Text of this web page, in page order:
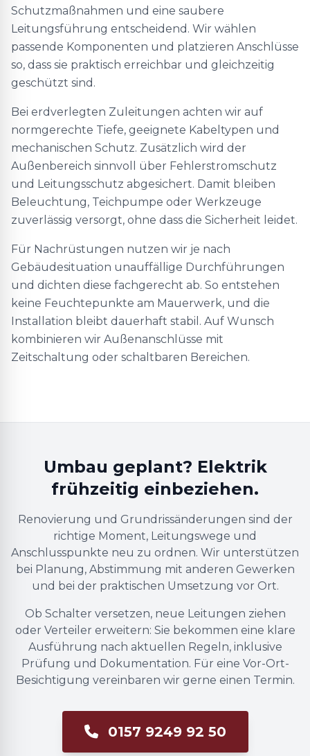
Schutzmaßnahmen und eine saubere
Leitungsführung entscheidend. Wir wählen
passende Komponenten und platzieren Anschlüsse
so, dass sie praktisch erreichbar und gleichzeitig
geschützt sind.
Bei erdverlegten Zuleitungen achten wir auf
normgerechte Tiefe, geeignete Kabeltypen und
mechanischen Schutz. Zusätzlich wird der
Außenbereich sinnvoll über Fehlerstromschutz
und Leitungsschutz abgesichert. Damit bleiben
Beleuchtung, Teichpumpe oder Werkzeuge
zuverlässig versorgt, ohne dass die Sicherheit leidet.
Für Nachrüstungen nutzen wir je nach
Gebäudesituation unauffällige Durchführungen
und dichten diese fachgerecht ab. So entstehen
keine Feuchtepunkte am Mauerwerk, und die
Installation bleibt dauerhaft stabil. Auf Wunsch
kombinieren wir Außenanschlüsse mit
Zeitschaltung oder schaltbaren Bereichen.
Umbau geplant? Elektrik
frühzeitig einbeziehen.
Renovierung und Grundrissänderungen sind der
richtige Moment, Leitungswege und
Anschlusspunkte neu zu ordnen. Wir unterstützen
bei Planung, Abstimmung mit anderen Gewerken
und bei der praktischen Umsetzung vor Ort.
Ob Schalter versetzen, neue Leitungen ziehen
oder Verteiler erweitern: Sie bekommen eine klare
Ausführung nach aktuellen Regeln, inklusive
Prüfung und Dokumentation. Für eine Vor-Ort-
Besichtigung vereinbaren wir gerne einen Termin.
0157 9249 92 50